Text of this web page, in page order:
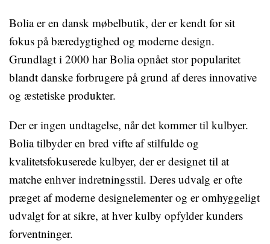
Bolia er en dansk møbelbutik, der er kendt for sit
fokus på bæredygtighed og moderne design.
Grundlagt i 2000 har Bolia opnået stor popularitet
blandt danske forbrugere på grund af deres innovative
og æstetiske produkter.
Der er ingen undtagelse, når det kommer til kulbyer.
Bolia tilbyder en bred vifte af stilfulde og
kvalitetsfokuserede kulbyer, der er designet til at
matche enhver indretningsstil. Deres udvalg er ofte
præget af moderne designelementer og er omhyggeligt
udvalgt for at sikre, at hver kulby opfylder kunders
forventninger.